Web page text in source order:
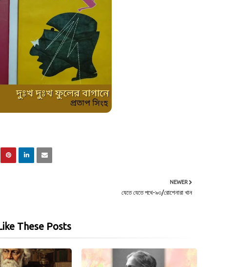
NEWER
যেতে যেতে পথে-৯৩/রোশেনারা খান
These Posts